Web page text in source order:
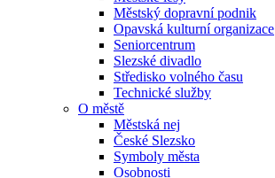
Městský dopravní podnik
Opavská kulturní organizace
Seniorcentrum
Slezské divadlo
Středisko volného času
Technické služby
O městě
Městská nej
České Slezsko
Symboly města
Osobnosti